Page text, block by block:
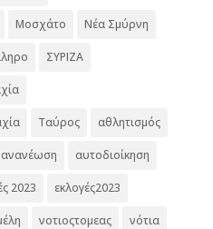
Μοσχάτο Νέα Σμύρνη
ΣΥΡΙΖΑ
Ταύρος αθλητισμός
ανανέωση αυτοδιοίκηση
2023 εκλογές2023
νοτιοςτομεας νότια